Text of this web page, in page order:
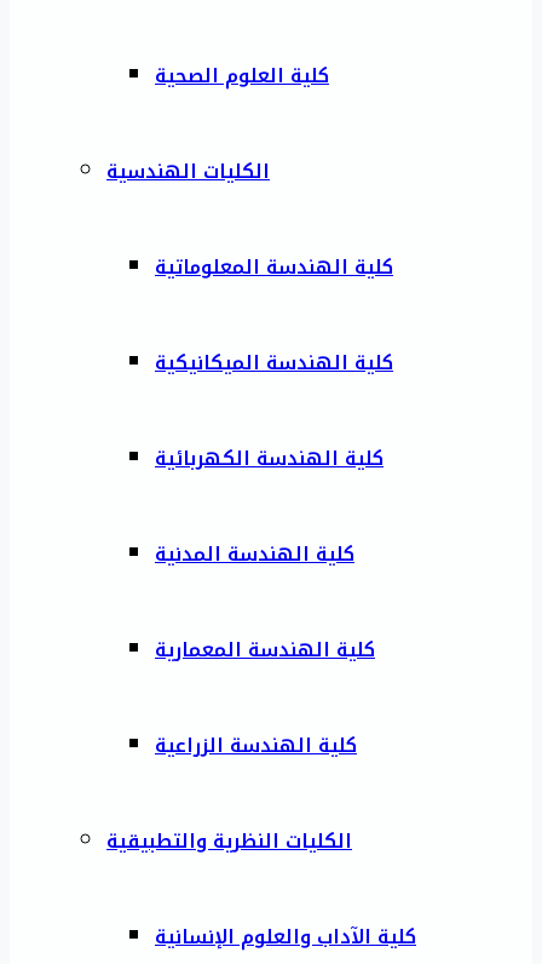
كلية العلوم الصحية
الكليات الهندسية
كلية الهندسة المعلوماتية
كلية الهندسة الميكانيكية
كلية الهندسة الكهربائية
كلية الهندسة المدنية
كلية الهندسة المعمارية
كلية الهندسة الزراعية
الكليات النظرية والتطبيقية
كلية الآداب والعلوم الإنسانية